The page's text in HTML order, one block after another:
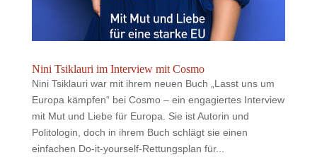
Nini Tsiklauri im Interview mit Cosmo
Nini Tsiklauri war mit ihrem neuen Buch „Lasst uns um
Europa kämpfen“ bei Cosmo – ein engagiertes Interview
mit Mut und Liebe für Europa. Sie ist Autorin und
Politologin, doch in ihrem Buch schlägt sie einen
einfachen Do-it-yourself-Rettungsplan für...